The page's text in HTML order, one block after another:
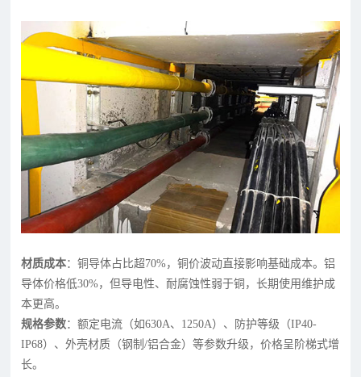
材质成本：铜导体占比超70%，铜价波动直接影响基础成本。铝
导体价格低30%，但导电性、耐腐蚀性弱于铜，长期使用维护成
本更高。
规格参数：额定电流（如630A、1250A）、防护等级（IP40-
IP68）、外壳材质（钢制/铝合金）等参数升级，价格呈阶梯式增
长。